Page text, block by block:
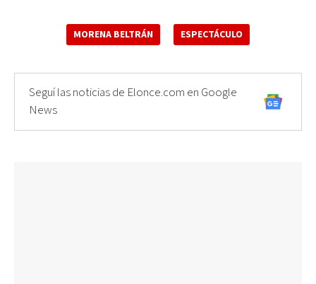
MORENA BELTRÁN ESPECTÁCULO
Seguí las noticias de Elonce.com en Google
News